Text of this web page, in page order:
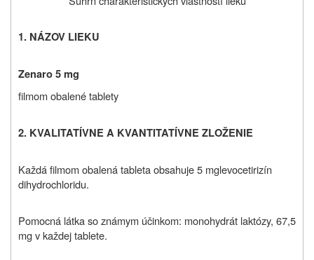
1. NÁZOV LIEKU
Zenaro5 mg
filmom obalené tablety
2. KVALITATÍVNE A KVANTITATÍVNE ZLOŽENIE
Každá filmom obalená tableta obsahuje 5 mglevocetirizín
dihydrochloridu.
Pomocná látka so známym účinkom: monohydrát laktózy, 67,5
mg v každej tablete.